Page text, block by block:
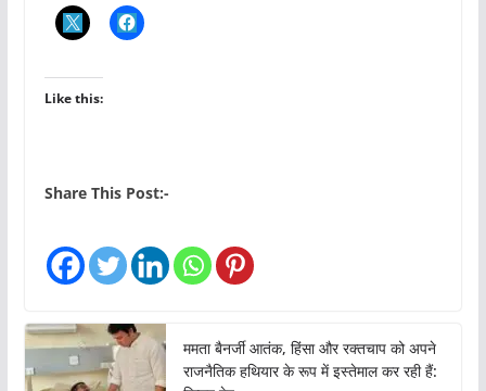
Like this:
Share This Post:-
ममता बैनर्जी आतंक, हिंसा और रक्तचाप को अपने
राजनैतिक हथियार के रूप में इस्तेमाल कर रही हैं: